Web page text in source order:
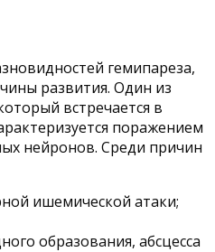
гемипареза,
развития. Один из
встречается в
поражением
нейронов. Среди причин
ишемической атаки;
образования, абсцесса